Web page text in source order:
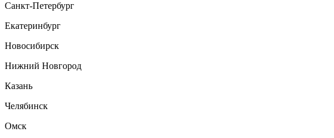
Санкт-Петербург
Екатеринбург
Новосибирск
Нижний Новгород
Казань
Челябинск
Омск